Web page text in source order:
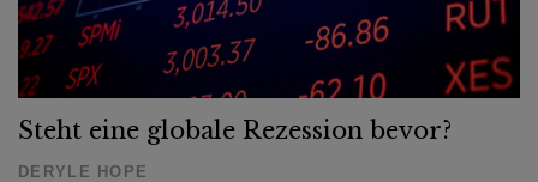
Steht eine globale Rezession bevor?
DERYLE HOPE